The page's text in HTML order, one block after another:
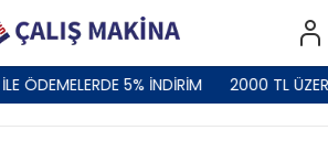
ÖDEMELERDE 5% İNDİRİM 2000 TL